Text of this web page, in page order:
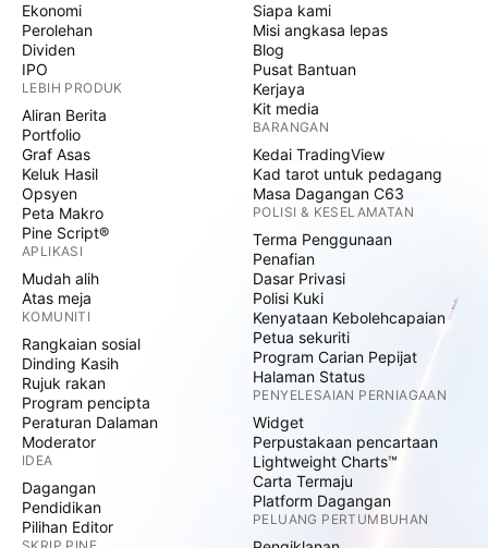
Ekonomi
Perolehan
Dividen
IPO
LEBIH PRODUK
Aliran Berita
Portfolio
Graf Asas
Keluk Hasil
Opsyen
Peta Makro
Pine Script®
APLIKASI
Mudah alih
Atas meja
KOMUNITI
Rangkaian sosial
Dinding Kasih
Rujuk rakan
Program pencipta
Peraturan Dalaman
Moderator
IDEA
Dagangan
Pendidikan
Pilihan Editor
Siapa kami
Misi angkasa lepas
Blog
Pusat Bantuan
Kerjaya
Kit media
BARANGAN
Kedai TradingView
Kad tarot untuk pedagang
Masa Dagangan C63
POLISI & KESELAMATAN
Terma Penggunaan
Penafian
Dasar Privasi
Polisi Kuki
Kenyataan Kebolehcapaian
Petua sekuriti
Program Carian Pepijat
Halaman Status
PENYELESAIAN PERNIAGAAN
Widget
Perpustakaan pencartaan
Lightweight Charts™
Carta Termaju
Platform Dagangan
PELUANG PERTUMBUHAN